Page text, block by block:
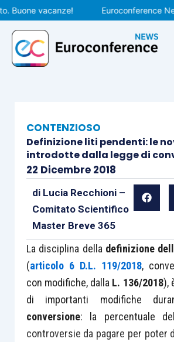
Vai
al
contenuto
vacanze! Euroconference
CONTENZIOSO
Definizione liti pendenti: le
introdotte dalla legge di
22 Dicembre 2018
di Lucia Recchioni –
Comitato Scientifico
Master Breve 365
La disciplina della definizione
(articolo 6 D.L. 119/2018,
con modifiche, dalla L. 136/2018),
di importanti modifiche
conversione: la percentuale
controversie da pagare per poter